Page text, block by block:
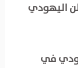
اليهودي
في